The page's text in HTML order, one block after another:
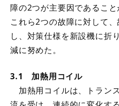
障の2つが主要因であること
これら2つの故障に対して
し、対策仕様を新設機に折
減に努めた。
3.1 加熱用コイル
加熱用コイルは、トラン